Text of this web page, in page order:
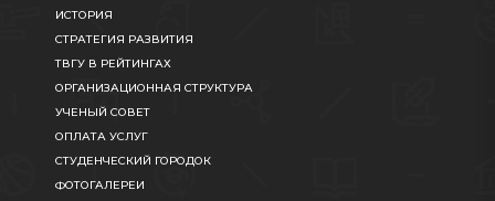
ИСТОРИЯ
СТРАТЕГИЯ РАЗВИТИЯ
ТВГУ В РЕЙТИНГАХ
ОРГАНИЗАЦИОННАЯ СТРУКТУРА
УЧЕНЫЙ СОВЕТ
ОПЛАТА УСЛУГ
СТУДЕНЧЕСКИЙ ГОРОДОК
ФОТОГАЛЕРЕИ